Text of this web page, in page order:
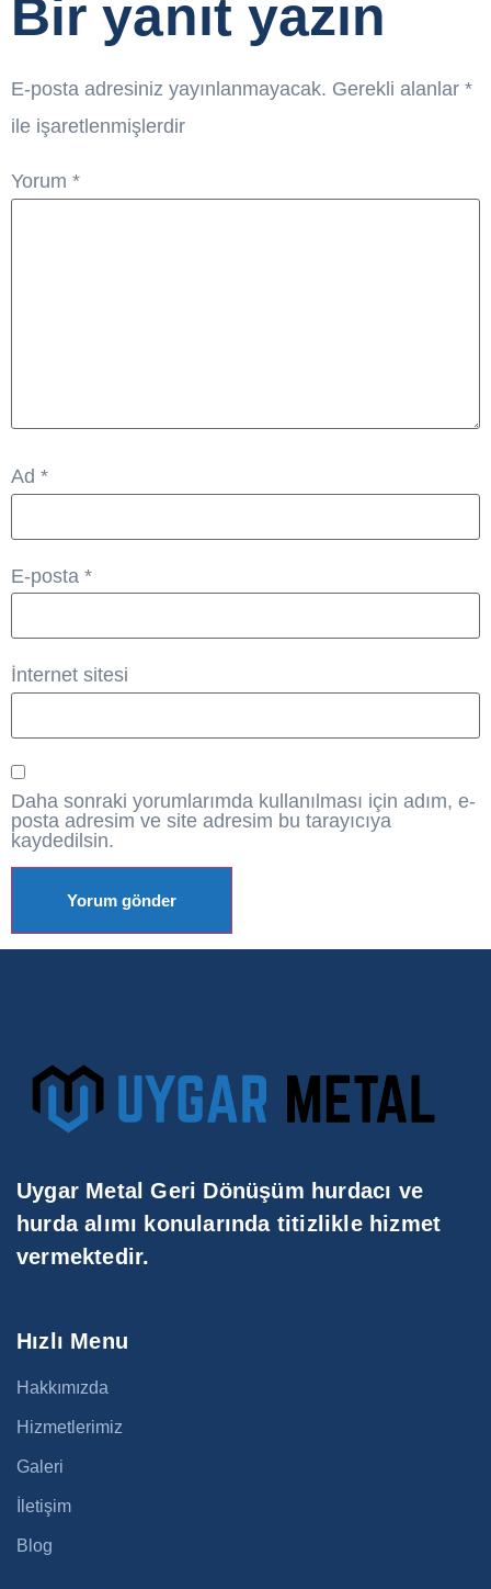
Bir yanıt yazın
E-posta adresiniz yayınlanmayacak. Gerekli alanlar *
ile işaretlenmişlerdir
Yorum *
Ad *
E-posta *
İnternet sitesi
Daha sonraki yorumlarımda kullanılması için adım, e-
posta adresim ve site adresim bu tarayıcıya
kaydedilsin.
Uygar Metal Geri Dönüşüm hurdacı ve
hurda alımı konularında titizlikle hizmet
vermektedir.
Hızlı Menu
Hakkımızda
Hizmetlerimiz
Galeri
İletişim
Blog